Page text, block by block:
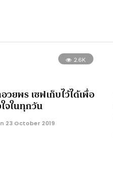
2.6K
วยพร เซฟเก็บไว้ได้เพื่อ
จในทุกวัน
23 October 2019